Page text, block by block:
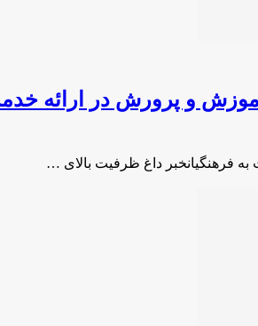
و پرورش در ارائه
فرهنگیانخبر داغ ظرفیت بالای …